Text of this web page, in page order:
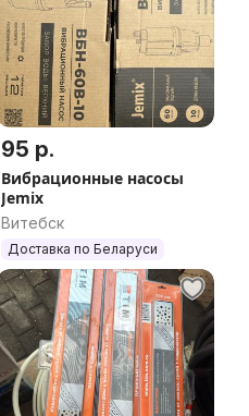
95 р.
Вибрационные насосы
Jemix
Витебск
Доставка по Беларуси